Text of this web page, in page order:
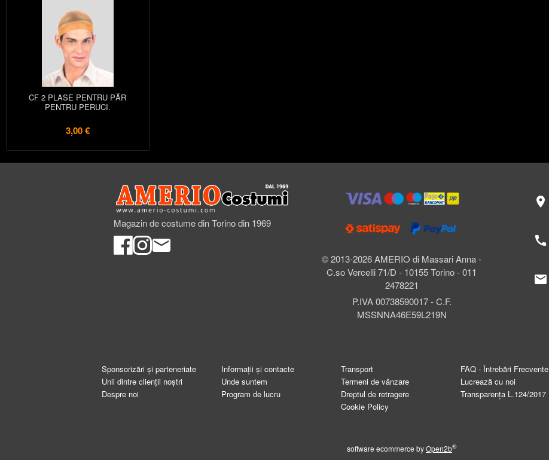
CF 2 PLASE PENTRU PĂR
PENTRU PERUCI.
3,00 €
Magazin de costume din Torino din 1969
© 2013-2026 AMERIO di Massari Anna -
C.so Vercelli 71/D - 10155 Torino - 011
2478221
P.IVA 00738590017 - C.F.
MSSNNA46E59L219N
location_on
call
mail
Sponsorizări și parteneriate
Unii dintre clienții noștri
Despre noi
Informații și contacte
Unde suntem
Program de lucru
Transport
Termeni de vânzare
Dreptul de retragere
Cookie Policy
FAQ - Întrebări Frecvente
Lucrează cu noi
Transparența L.124/2017
software ecommerce byOpen2b®